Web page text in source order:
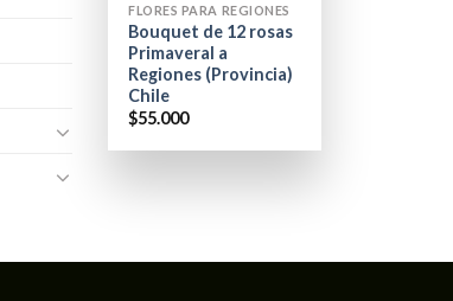
FLORES PARA REGIONES
Bouquet de 12 rosas
Primaveral a
Regiones (Provincia)
Chile
$55.000